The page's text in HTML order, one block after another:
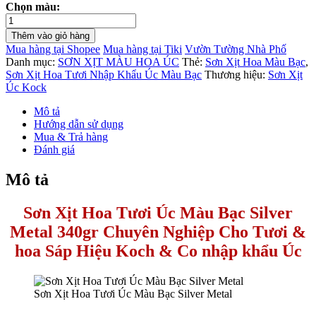
Chọn màu:
Sơn
Xịt
Hoa
Tươi
Úc
Màu
Bạc
Silver
Metal
2521-
lượng
Thêm vào giỏ hàng
Mua hàng tại Shopee Mua hàng tại Tiki Vườn Tường Nhà Phố
Danh mục: SƠN XỊT MÀU HOA ÚC Thẻ: Sơn Xịt Hoa Màu Bạc,
Sơn Xịt Hoa Tươi Nhập Khẩu Úc Màu Bạc Thương hiệu: Sơn Xịt
Úc Kock
Mô tả
Hướng dẫn sử dụng
Mua & Trả hàng
Đánh giá
Mô tả
Sơn Xịt Hoa Tươi Úc Màu Bạc Silver
Metal 340gr Chuyên Nghiệp Cho Tươi &
hoa Sáp Hiệu Koch & Co nhập khẩu Úc
Sơn Xịt Hoa Tươi Úc Màu Bạc Silver Metal